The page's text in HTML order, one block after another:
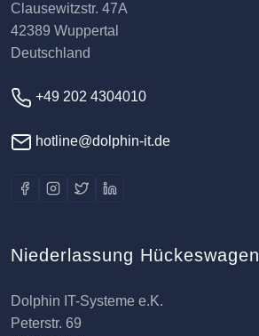
Clausewitzstr. 47A
42389 Wuppertal
Deutschland
+49 202 4304010
hotline@dolphin-it.de
Niederlassung Hückeswagen
Dolphin IT-Systeme e.K.
Peterstr. 69